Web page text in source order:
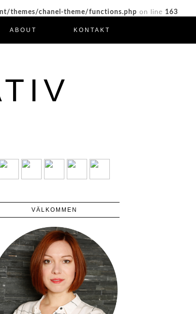
themes/chanel-theme/functions.php on line 163
ABOUT KONTAKT
VÄLKOMMEN